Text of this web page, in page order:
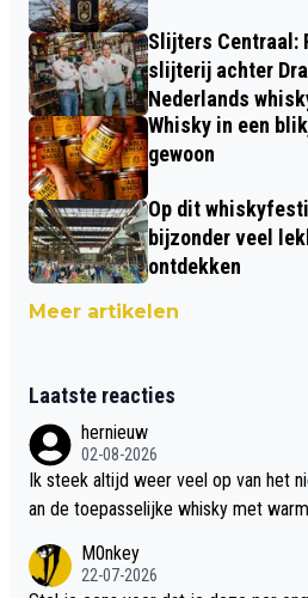
Slijters Centraal:
slijterij achter
Nederlands
Whisky in een
gewoon
Op dit
bijzonder veel
ontdekken
Meer artikelen
Laatste reacties
hernieuw
02-08-2026
Ik steek altijd weer veel op van het
an de toepasselijke whisky met
M0nkey
22-07-2026